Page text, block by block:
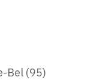
Bel (95)